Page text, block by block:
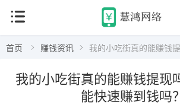
首页 赚钱资讯 我的小吃街真的能赚钱提现吗
我的小吃街真的能赚钱提现
能快速赚到钱吗？